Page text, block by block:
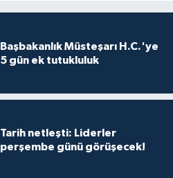
Başbakanlık Müsteşarı H.C.'ye
5 gün ek tutukluluk
Tarih netleşti: Liderler
perşembe günü görüşecek!